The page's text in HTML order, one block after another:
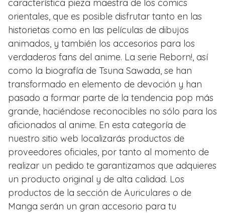
característica pieza maestra de los comics
orientales, que es posible disfrutar tanto en las
historietas como en las películas de dibujos
animados, y también los accesorios para los
verdaderos fans del anime. La serie Reborn!, así
como la biografía de Tsuna Sawada, se han
transformado en elemento de devoción y han
pasado a formar parte de la tendencia pop más
grande, haciéndose reconocibles no sólo para los
aficionados al anime. En esta categoría de
nuestro sitio web localizarás productos de
proveedores oficiales, por tanto al momento de
realizar un pedido te garantizamos que adquieres
un producto original y de alta calidad. Los
productos de la sección de Auriculares o de
Manga serán un gran accesorio para tu